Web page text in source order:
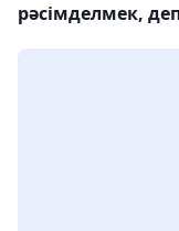
рәсімделмек,